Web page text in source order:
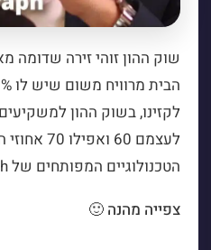
שוק ההון זוהי זירה שדומה
לקזינו, בשוק ההון
לעצמם 60
הטכנולוגיים המפותחים של FxGraph
צפייה מהנה 🙂